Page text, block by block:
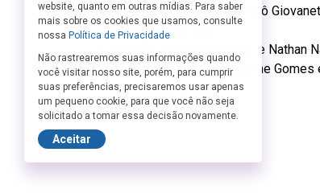
Cenografia e Iluminação: Dodô
Figurino: Raquel Theo
Fotografia: Renato Mangolin e Nathan
Produção Executiva: Guilherme
Vídeo: Fabian Alvarez
Realização: Em Boa Cia
website, quanto em outras mídias. Para saber
mais sobre os cookies que usamos, consulte
nossa Política de Privacidade
Não rastrearemos suas informações quando
você visitar nosso site, porém, para cumprir
suas preferências, precisaremos usar apenas
um pequeno cookie, para que você não seja
solicitado a tomar essa decisão novamente.
Aceitar